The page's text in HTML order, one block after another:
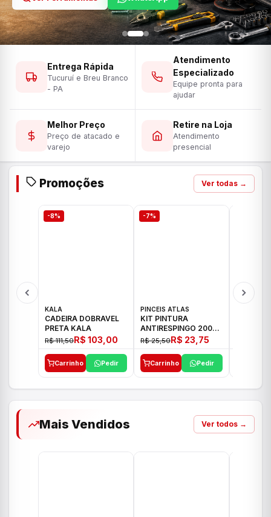
Entrega Rápida
Tucuruí e Breu Branco
- PA
Atendimento
Especializado
Equipe pronta para
ajudar
Melhor Preço
Preço de atacado e
varejo
Retire na Loja
Atendimento
presencial
Promoções Ver todas →
-8%
KALA
CADEIRA DOBRAVEL
PRETA KALA
R$ 111,50R$ 103,00
Carrinho Pedir
-7%
PINCEIS ATLAS
KIT PINTURA
ANTIRESPINGO 2003
ATLAS 03 PCS
R$ 25,50R$ 23,75
Carrinho Pedir
Mais Vendidos Ver todos →